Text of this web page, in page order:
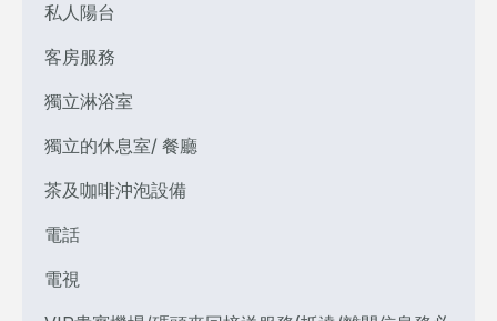
私人陽台
客房服務
獨立淋浴室
獨立的休息室/ 餐廳
茶及咖啡沖泡設備
電話
電視